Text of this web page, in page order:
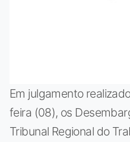
Em julgamento
feira (08), os
Tribunal Regional do